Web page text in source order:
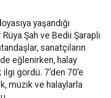
yaşandığı
Şah ve Bedii Şaraplı
sanatçıların
eğlenirken, halay
gördü. 7’den 70’e
müzik ve halaylarla